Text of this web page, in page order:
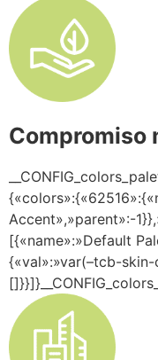
Compromiso
Accent»,»parent»:-
[{«name»:»Default
{«val»:»var(–tcb-